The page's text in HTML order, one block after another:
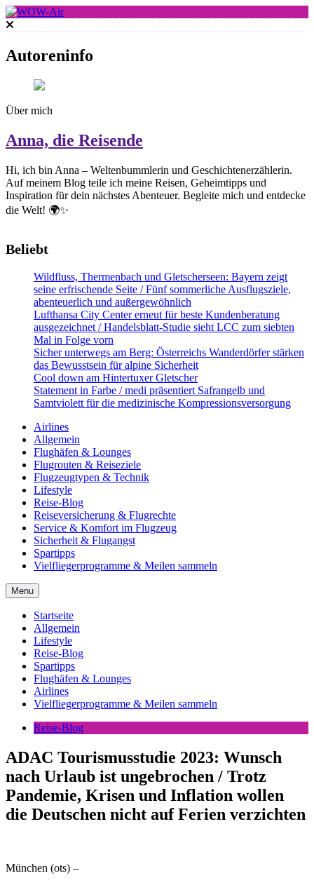
Skip
to
content
WOW-Air
Autoreninfo
Über mich
Anna, die Reisende
Hi, ich bin Anna – Weltenbummlerin und Geschichtenerzählerin.
Auf meinem Blog teile ich meine Reisen, Geheimtipps und
Inspiration für dein nächstes Abenteuer. Begleite mich und entdecke
die Welt! 🌍✨
Beliebt
Wildfluss, Thermenbach und Gletscherseen: Bayern zeigt
seine erfrischende Seite / Fünf sommerliche Ausflugsziele,
abenteuerlich und außergewöhnlich
Lufthansa City Center erneut für beste Kundenberatung
ausgezeichnet / Handelsblatt-Studie sieht LCC zum siebten
Mal in Folge vorn
Sicher unterwegs am Berg: Österreichs Wanderdörfer stärken
das Bewusstsein für alpine Sicherheit
Cool down am Hintertuxer Gletscher
Statement in Farbe / medi präsentiert Safrangelb und
Samtviolett für die medizinische Kompressionsversorgung
Airlines
Allgemein
Flughäfen & Lounges
Flugrouten & Reiseziele
Flugzeugtypen & Technik
Lifestyle
Reise-Blog
Reiseversicherung & Flugrechte
Service & Komfort im Flugzeug
Sicherheit & Flugangst
Spartipps
Vielfliegerprogramme & Meilen sammeln
Menu
Startseite
Allgemein
Lifestyle
Reise-Blog
Spartipps
Flughäfen & Lounges
Airlines
Vielfliegerprogramme & Meilen sammeln
Reise-Blog
ADAC Tourismusstudie 2023: Wunsch
nach Urlaub ist ungebrochen / Trotz
Pandemie, Krisen und Inflation wollen
die Deutschen nicht auf Ferien verzichten
München (ots) –